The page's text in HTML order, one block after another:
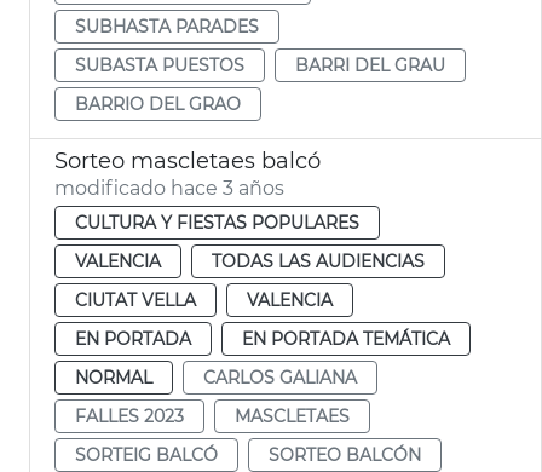
SUBHASTA PARADES
SUBASTA PUESTOS
BARRI DEL GRAU
BARRIO DEL GRAO
Sorteo mascletaes balcó
modificado hace 3 años
CULTURA Y FIESTAS POPULARES
VALENCIA
TODAS LAS AUDIENCIAS
CIUTAT VELLA
VALENCIA
EN PORTADA
EN PORTADA TEMÁTICA
NORMAL
CARLOS GALIANA
FALLES 2023
MASCLETAES
SORTEIG BALCÓ
SORTEO BALCÓN